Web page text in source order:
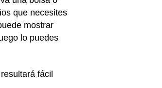
que necesites
mostrar
lo puedes
fácil